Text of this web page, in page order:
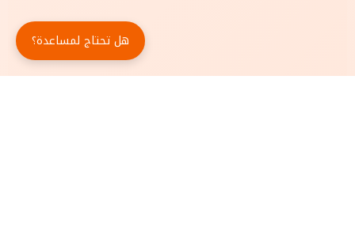
هل تحتاج لمساعدة؟